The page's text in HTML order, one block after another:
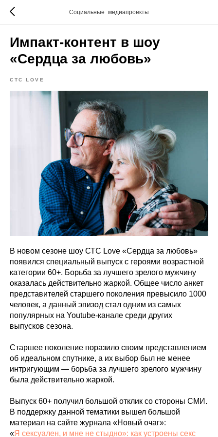
Социальные медиапроекты
Импакт-контент в шоу
«Сердца за любовь»
СТС LOVE
В новом сезоне шоу СТС Love «Сердца за любовь»
появился специальный выпуск с героями возрастной
категории 60+. Борьба за лучшего зрелого мужчину
оказалась действительно жаркой. Общее число анкет
представителей старшего поколения превысило 1000
человек, а данный эпизод стал одним из самых
популярных на Youtube-канале среди других
выпусков сезона.
Старшее поколение поразило своим представлением
об идеальном спутнике, а их выбор был не менее
интригующим — борьба за лучшего зрелого мужчину
была действительно жаркой.
Выпуск 60+ получил большой отклик со стороны СМИ.
В поддержку данной тематики вышел большой
материал на сайте журнала «Новый очаг»:
«Я сексуален, и мне не стыдно»: как устроены секс